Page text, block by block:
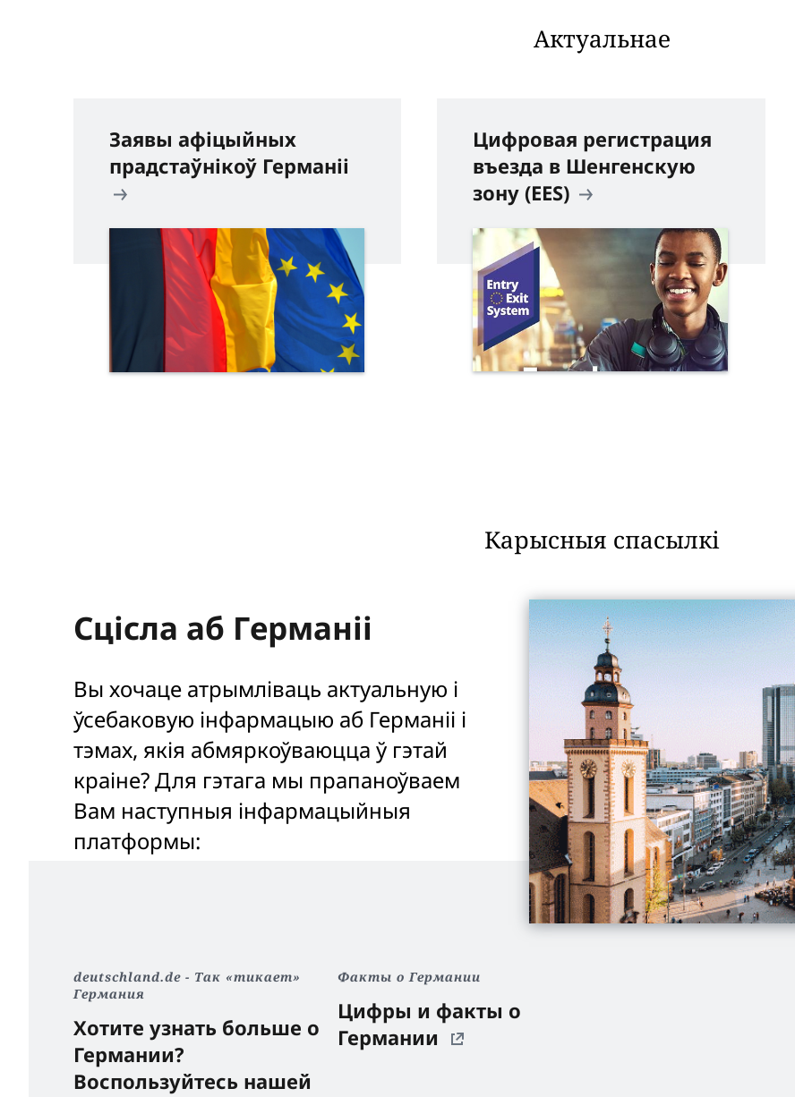
Актуальнае
Заявы афіцыйных
прадстаўнікоў Германіі
Цифровая регистрация
въезда в Шенгенскую
зону (EES)
Карысныя спасылкі
Cцісла аб Германіі
Вы хочаце атрымліваць актуальную і
ўсебаковую інфармацыю аб Германіі і
тэмах, якія абмяркоўваюцца ў гэтай
краіне? Для гэтага мы прапаноўваем
Вам наступныя інфармацыйныя
платформы:
deutschland.de - Так «тикает»
Германия
Хотите узнать больше о
Германии?
Воспользуйтесь нашей
Факты о Германии
Цифры и факты о
Германии